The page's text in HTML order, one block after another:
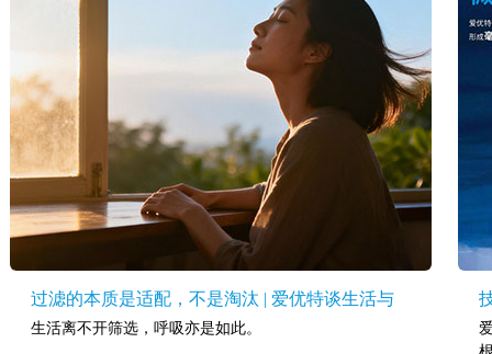
过滤的本质是适配，不是淘汰 | 爱优特谈生活与
呼吸的隐形支撑
生活离不开筛选，呼吸亦是如此。